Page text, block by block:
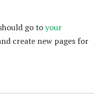
go toyour
create new pages for